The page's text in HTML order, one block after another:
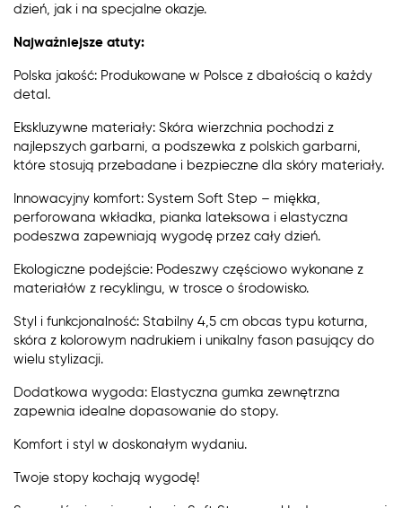
dzień, jak i na specjalne okazje.
Najważniejsze atuty:
Polska jakość: Produkowane w Polsce z dbałością o każdy
detal.
Ekskluzywne materiały: Skóra wierzchnia pochodzi z
najlepszych garbarni, a podszewka z polskich garbarni,
które stosują przebadane i bezpieczne dla skóry materiały.
Innowacyjny komfort: System Soft Step – miękka,
perforowana wkładka, pianka lateksowa i elastyczna
podeszwa zapewniają wygodę przez cały dzień.
Ekologiczne podejście: Podeszwy częściowo wykonane z
materiałów z recyklingu, w trosce o środowisko.
Styl i funkcjonalność: Stabilny 4,5 cm obcas typu koturna,
skóra z kolorowym nadrukiem i unikalny fason pasujący do
wielu stylizacji.
Dodatkowa wygoda: Elastyczna gumka zewnętrzna
zapewnia idealne dopasowanie do stopy.
Komfort i styl w doskonałym wydaniu.
Twoje stopy kochają wygodę!